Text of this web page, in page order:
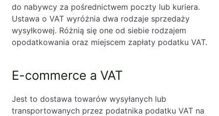
Likwidacje i upadłości spółek
Modelowanie i optymalizacja działalności IT
Przygotowywanie umów w obrocie
międzynarodowym
Rejestracja spółek prawa handlowego
do nabywcy za pośrednictwem poczty lub kuriera.
Ustawa o VAT wyróżnia dwa rodzaje sprzedaży
wysyłkowej. Różnią się one od siebie rodzajem
opodatkowania oraz miejscem zapłaty podatku VAT.
E-commerce a VAT
Jest to dostawa towarów wysyłanych lub
transportowanych przez podatnika podatku VAT na